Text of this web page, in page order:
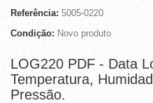
Referência: 5005-0220
Condição: Novo produto
LOG220 PDF - Data
Temperatura,
Pressão.